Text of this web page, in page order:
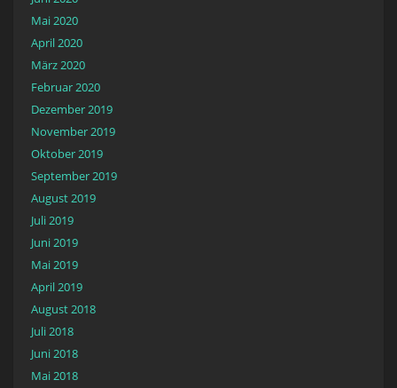
Mai 2020
April 2020
März 2020
Februar 2020
Dezember 2019
November 2019
Oktober 2019
September 2019
August 2019
Juli 2019
Juni 2019
Mai 2019
April 2019
August 2018
Juli 2018
Juni 2018
Mai 2018